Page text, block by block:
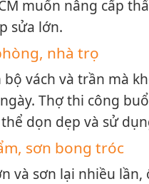
muốn nâng cấp
sửa lớn.
nhà trọ
vách và trần mà
Thợ thi công
dọn dẹp và sử
sơn bong tróc
và sơn lại nhiều lần,